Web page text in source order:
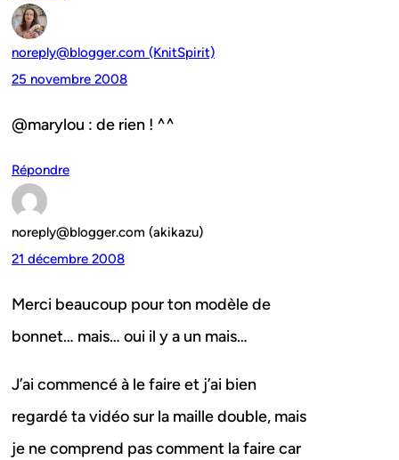
noreply@blogger.com (KnitSpirit)
25 novembre 2008
@marylou : de rien ! ^^
Répondre
noreply@blogger.com (akikazu)
21 décembre 2008
Merci beaucoup pour ton modèle de
bonnet… mais… oui il y a un mais…
J’ai commencé à le faire et j’ai bien
regardé ta vidéo sur la maille double, mais
je ne comprend pas comment la faire car